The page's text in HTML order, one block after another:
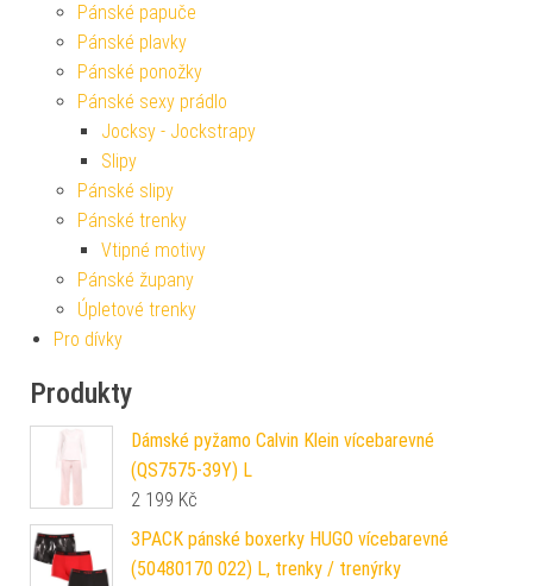
Pánské papuče
Pánské plavky
Pánské ponožky
Pánské sexy prádlo
Jocksy - Jockstrapy
Slipy
Pánské slipy
Pánské trenky
Vtipné motivy
Pánské župany
Úpletové trenky
Pro dívky
Produkty
Dámské pyžamo Calvin Klein vícebarevné
(QS7575-39Y) L
2 199 Kč
3PACK pánské boxerky HUGO vícebarevné
(50480170 022) L, trenky / trenýrky